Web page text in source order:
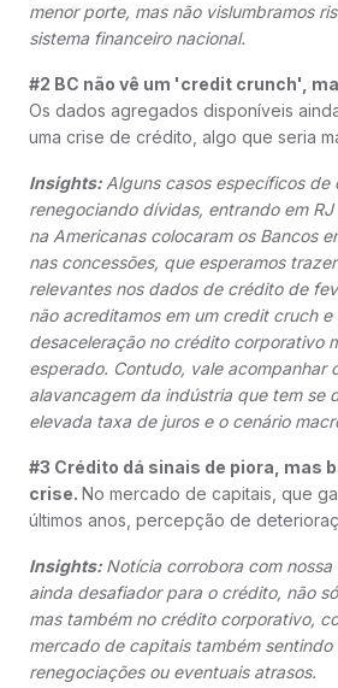
menor porte, mas não vislumbramos
sistema financeiro nacional.
#2 BC não vê um 'credit crunch',
Os dados agregados disponíveis
uma crise de crédito, algo que seria
Insights: Alguns casos específicos de
renegociando dívidas, entrando em
na Americanas colocaram os Bancos
nas concessões, que esperamos
relevantes nos dados de crédito de
não acreditamos em um credit cruch e
desaceleração no crédito corporativo
esperado. Contudo, vale acompanhar
alavancagem da indústria que tem se
elevada taxa de juros e o cenário
#3 Crédito dá sinais de piora, mas
crise. No mercado de capitais, que
últimos anos, percepção de
Insights: Notícia corrobora com nossa
ainda desafiador para o crédito, não
mas também no crédito corporativo,
mercado de capitais também sentindo
renegociações ou eventuais atrasos.